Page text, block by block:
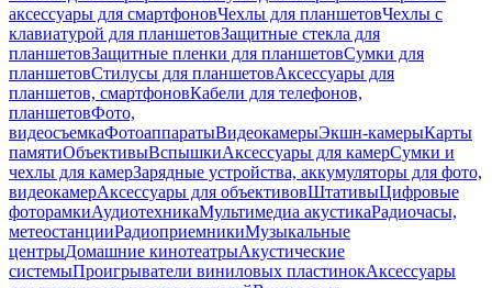
аксессуары для смартфоновЧехлы для планшетовЧехлы с
клавиатурой для планшетовЗащитные стекла для
планшетовЗащитные пленки для планшетовСумки для
планшетовСтилусы для планшетовАксессуары для
планшетов, смартфоновКабели для телефонов,
планшетовФото,
видеосъемкаФотоаппаратыВидеокамерыЭкшн-камерыКарты
памятиОбъективыВспышкиАксессуары для камерСумки и
чехлы для камерЗарядные устройства, аккумуляторы для фото,
видеокамерАксессуары для объективовШтативыЦифровые
фоторамкиАудиотехникаМультимедиа акустикаРадиочасы,
метеостанцииРадиоприемникиМузыкальные
центрыДомашние кинотеатрыАкустические
системыПроигрыватели виниловых пластинокАксессуары